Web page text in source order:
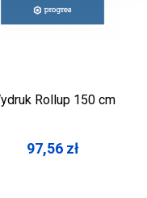
Rollup 150 cm
97,56 zł